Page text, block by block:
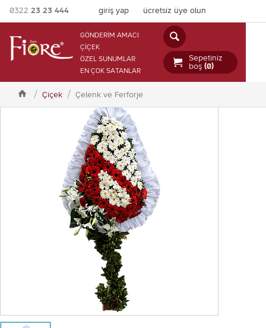
0322 23 23 444 giriş yap ücretsiz üye olun
GÖNDERİM AMACI
ÇİÇEK
ÖZEL SUNUMLAR
EN ÇOK SATANLAR


Sepetiniz
boş (0)
 Çiçek Çelenk ve Ferforje